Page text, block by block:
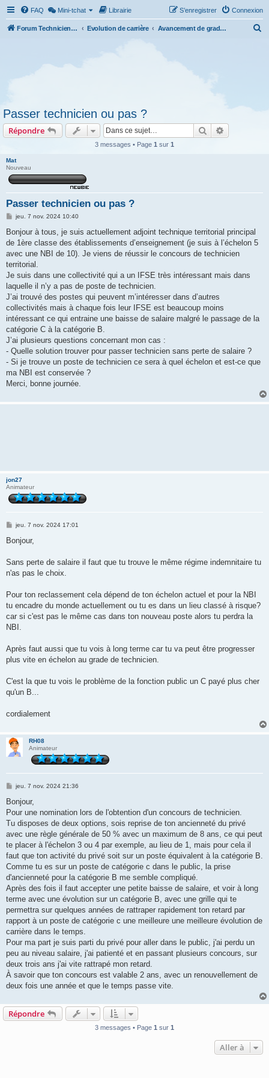
FAQ Mini-tchat Librairie Connexion
S’enregistrer
Forum Technicien-Territoral Evolution de carrière Avancement de grade et promotion interne.
Passer technicien ou pas ?
Répondre Rechercher
3 messages • Page 1 sur 1
Mat
Nouveau
Passer technicien ou pas ?
M
s
a
g
jeu. 7 nov. 2024 10:40
Bonjour à tous, je suis actuellement adjoint technique territorial principal
de 1ère classe des établissements d’enseignement (je suis à l’échelon 5
avec une NBI de 10). Je viens de réussir le concours de technicien
territorial.
Je suis dans une collectivité qui a un IFSE très intéressant mais dans
laquelle il n’y a pas de poste de technicien.
J’ai trouvé des postes qui peuvent m’intéresser dans d’autres
collectivités mais à chaque fois leur IFSE est beaucoup moins
intéressant ce qui entraine une baisse de salaire malgré le passage de la
catégorie C à la catégorie B.
J’ai plusieurs questions concernant mon cas :
- Quelle solution trouver pour passer technicien sans perte de salaire ?
- Si je trouve un poste de technicien ce sera à quel échelon et est-ce que
ma NBI est conservée ?
Merci, bonne journée.
jon27
Animateur
M
s
g
jeu. 7 nov. 2024 17:01
Bonjour,
Sans perte de salaire il faut que tu trouve le même régime indemnitaire tu
n'as pas le choix.
Pour ton reclassement cela dépend de ton échelon actuel et pour la NBI
tu encadre du monde actuellement ou tu es dans un lieu classé à risque?
car si c'est pas le même cas dans ton nouveau poste alors tu perdra la
NBI.
Après faut aussi que tu vois à long terme car tu va peut être progresser
plus vite en échelon au grade de technicien.
C'est la que tu vois le problème de la fonction public un C payé plus cher
qu'un B...
cordialement
RH08
Animateur
M
s
a
g
jeu. 7 nov. 2024 21:36
Bonjour,
Pour une nomination lors de l'obtention d'un concours de technicien.
Tu disposes de deux options, sois reprise de ton ancienneté du privé
avec une règle générale de 50 % avec un maximum de 8 ans, ce qui peut
te placer à l'échelon 3 ou 4 par exemple, au lieu de 1, mais pour cela il
faut que ton activité du privé soit sur un poste équivalent à la catégorie B.
Comme tu es sur un poste de catégorie c dans le public, la prise
d'ancienneté pour la catégorie B me semble compliqué.
Après des fois il faut accepter une petite baisse de salaire, et voir à long
terme avec une évolution sur un catégorie B, avec une grille qui te
permettra sur quelques années de rattraper rapidement ton retard par
rapport à un poste de catégorie c une meilleure une meilleure évolution de
carrière dans le temps.
Pour ma part je suis parti du privé pour aller dans le public, j'ai perdu un
peu au niveau salaire, j'ai patienté et en passant plusieurs concours, sur
deux trois ans j'ai vite rattrapé mon retard.
À savoir que ton concours est valable 2 ans, avec un renouvellement de
deux fois une année et que le temps passe vite.
Répondre
3 messages • Page 1 sur 1
Aller à